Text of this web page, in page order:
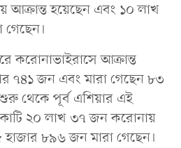
হয়েছেন এবং ১০ লাখ
করোনাভাইরাসে আক্রান্ত
৭৪১ জন এবং মারা গেছেন ৮৩
থেকে পূর্ব এশিয়ার এই
২০ লাখ ৩৭ জন করোনায়
হাজার ৮৯৬ জন মারা গেছেন।